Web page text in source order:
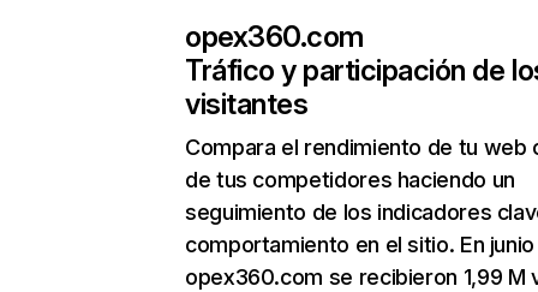
opex360.com
Tráfico y participación de
visitantes
Compara el rendimiento de tu web
de tus competidores haciendo un
seguimiento de los indicadores
comportamiento en el sitio. En junio
opex360.com se recibieron 1,99 M